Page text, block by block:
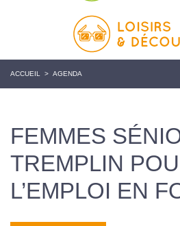
ACCUEIL > AGENDA
FEMMES
TREMPLIN
L’EMPLOI EN